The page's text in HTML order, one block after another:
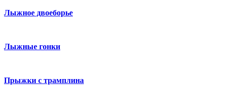
Лыжное двоеборье
Лыжные гонки
Прыжки с трамплина